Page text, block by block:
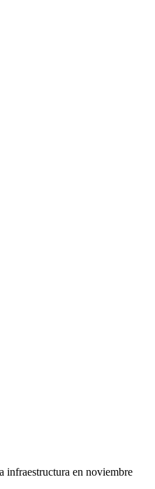
infraestructura en noviembre